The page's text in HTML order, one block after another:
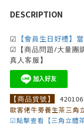
DESCRIPTION
☑ 【會員生日好禮】
☑【商品問題/大量團
真人客服】
【商品貨號】
歐客佬牛蒡養生茶三角
☑點擊查看【三角立體